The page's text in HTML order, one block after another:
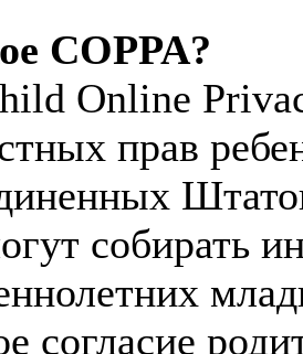
COPPA?
Online
прав
собирать
согласие